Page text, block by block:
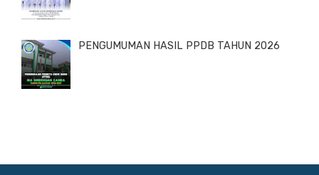
PENGUMUMAN HASIL PPDB TAHUN 2026